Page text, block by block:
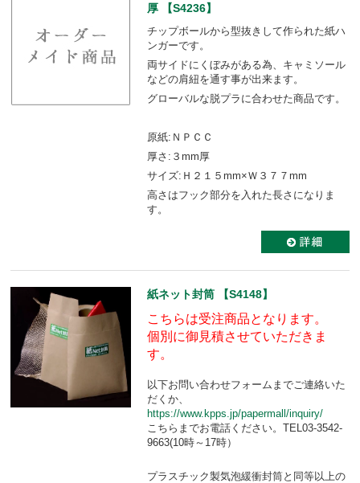
厚 【S4236】
チップボールから型抜きして作られた紙ハ
ンガーです。
両サイドにくぼみがある為、キャミソール
などの肩紐を通す事が出来ます。
グローバルな脱プラに合わせた商品です。
原紙:ＮＰＣＣ
厚さ:３mm厚
サイズ:Ｈ２１５mm×Ｗ３７７mm
高さはフック部分を入れた長さになりま
す。
紙ネット封筒 【S4148】
こちらは受注商品となります。
個別に御見積させていただきま
す。
以下お問い合わせフォームまでご連絡いた
だくか、
https://www.kpps.jp/papermall/inquiry/
こちらまでお電話ください。TEL03-3542-
9663(10時～17時）
プラスチック製気泡緩衝封筒と同等以上の